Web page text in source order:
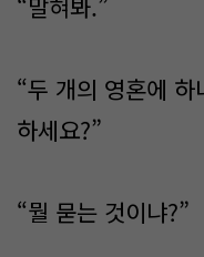
“말혀봐.”
“두 개의 영혼에
하세요?”
“뭘 묻는 것이냐?”